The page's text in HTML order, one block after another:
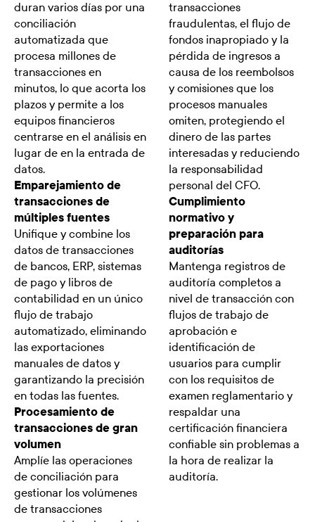
duran varios días por una
conciliación
automatizada que
procesa millones de
transacciones en
minutos, lo que acorta los
plazos y permite a los
equipos financieros
centrarse en el análisis en
lugar de en la entrada de
datos.
Emparejamiento de
transacciones de
múltiples fuentes
Unifique y combine los
datos de transacciones
de bancos, ERP, sistemas
de pago y libros de
contabilidad en un único
flujo de trabajo
automatizado, eliminando
las exportaciones
manuales de datos y
garantizando la precisión
en todas las fuentes.
Procesamiento de
transacciones de gran
volumen
Amplíe las operaciones
de conciliación para
gestionar los volúmenes
de transacciones
transacciones
fraudulentas, el flujo de
fondos inapropiado y la
pérdida de ingresos a
causa de los reembolsos
y comisiones que los
procesos manuales
omiten, protegiendo el
dinero de las partes
interesadas y reduciendo
la responsabilidad
personal del CFO.
Cumplimiento
normativo y
preparación para
auditorías
Mantenga registros de
auditoría completos a
nivel de transacción con
flujos de trabajo de
aprobación e
identificación de
usuarios para cumplir
con los requisitos de
examen reglamentario y
respaldar una
certificación financiera
confiable sin problemas a
la hora de realizar la
auditoría.